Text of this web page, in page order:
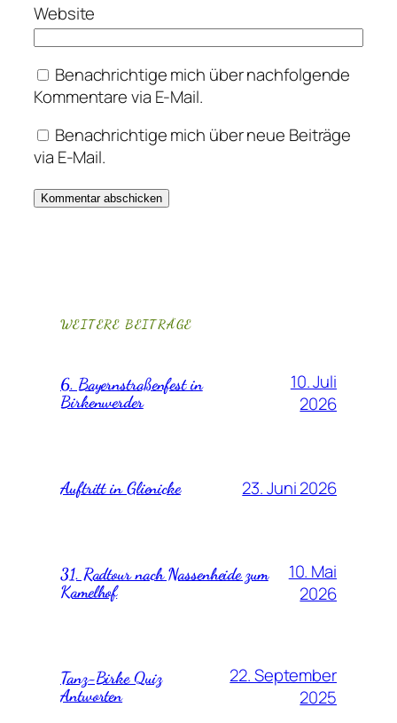
Website
Benachrichtige mich über nachfolgende
Kommentare via E-Mail.
Benachrichtige mich über neue Beiträge
via E-Mail.
WEITERE BEITRÄGE
6. Bayernstraßenfest in
Birkenwerder
10. Juli
2026
Auftritt in Glienicke 23. Juni 2026
31. Radtour nach Nassenheide zum
Kamelhof
10. Mai
2026
Tanz-Birke Quiz
Antworten
22. September
2025